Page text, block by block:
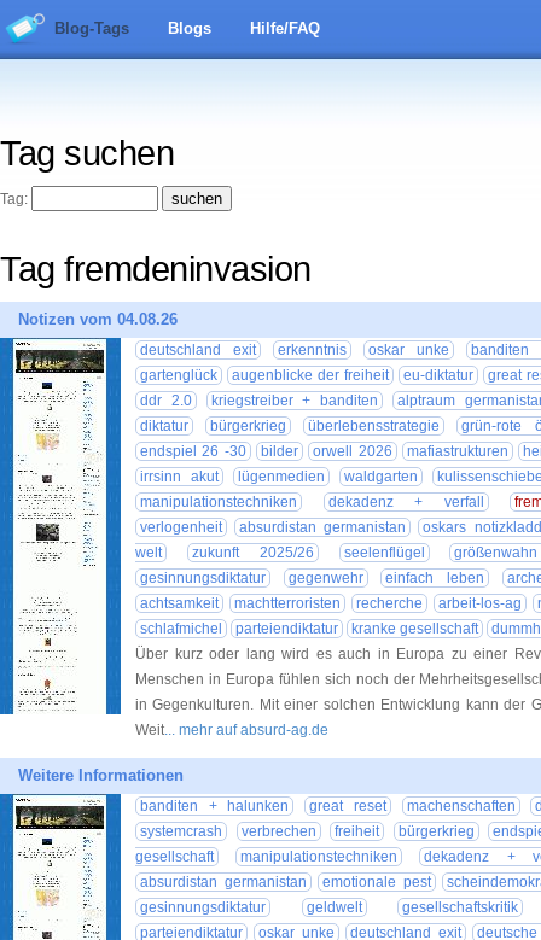
Blog-Tags Blogs Hilfe/FAQ
Tag suchen
Tag:
Tag fremdeninvasion
Notizen vom 04.08.26
deutschland exit erkenntnis oskar unke
banditen
gartenglück
augenblicke der freiheit eu-diktatur
great
ddr 2.0
kriegstreiber + banditen
alptraum
diktatur
bürgerkrieg überlebensstrategie
grün-rote
endspiel 26 -30
bilder orwell 2026 mafiastrukturen
irrsinn akut
lügenmedien waldgarten
manipulationstechniken
dekadenz + verfall
verlogenheit
absurdistan germanistan
oskars
welt
zukunft 2025/26 seelenflügel
gesinnungsdiktatur
gegenwehr einfach leben
achtsamkeit
machtterroristen recherche arbeit-los-ag
schlafmichel
parteiendiktatur kranke gesellschaft
Über kurz oder lang wird es auch in Europa zu einer
Menschen in Europa fühlen sich noch der
in Gegenkulturen. Mit einer solchen Entwicklung kann der
Weit... mehr auf absurd-ag.de
Weitere Informationen
banditen + halunken great reset machenschaften
systemcrash
verbrechen freiheit bürgerkrieg
gesellschaft
manipulationstechniken
dekadenz +
absurdistan germanistan
emotionale pest
gesinnungsdiktatur
geldwelt
gesellschaftskritik
parteiendiktatur
oskar unke deutschland exit